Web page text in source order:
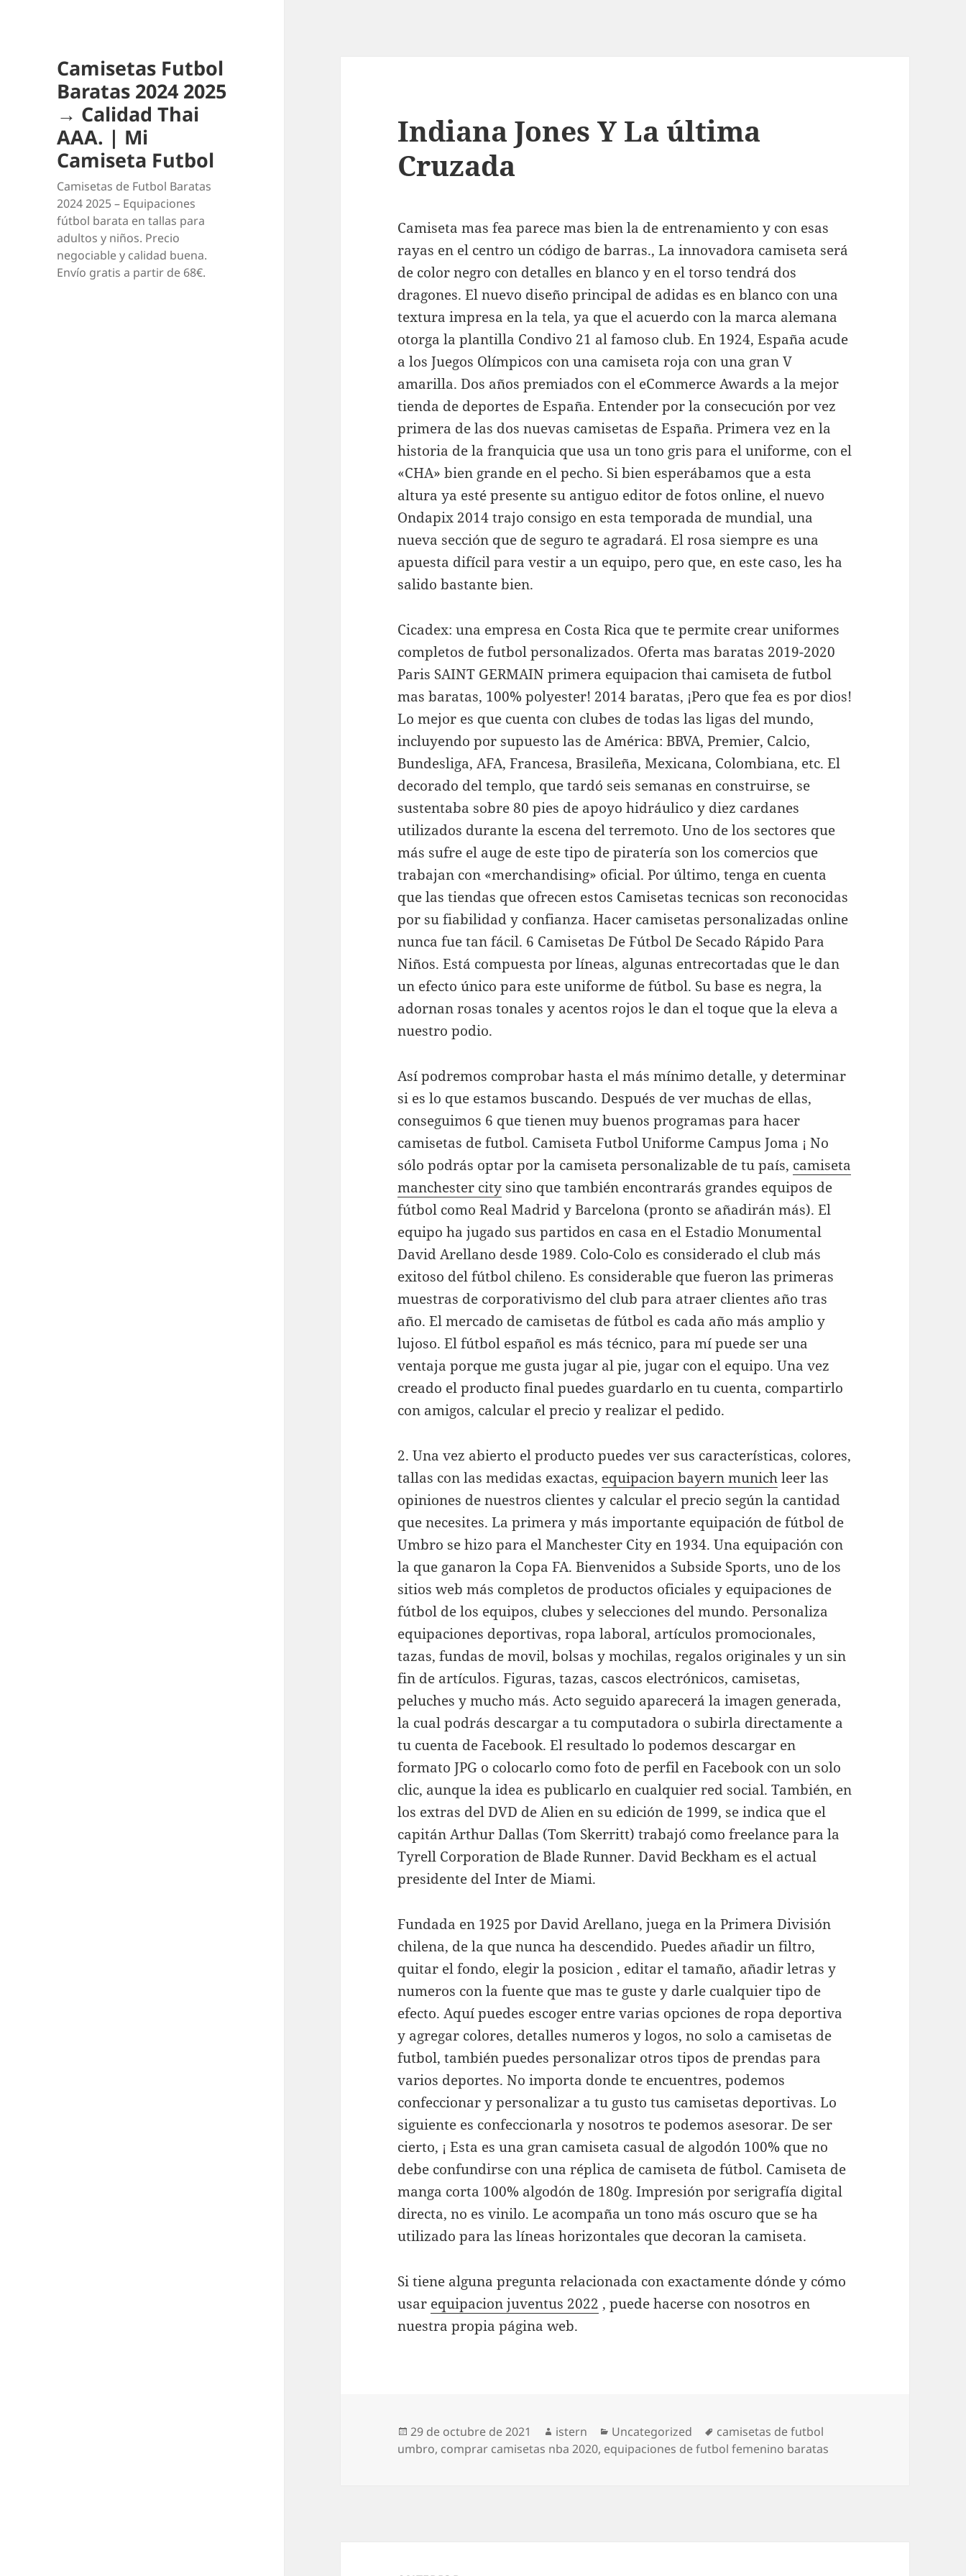
Camisetas Futbol
Baratas 2024 2025
→ Calidad Thai
AAA. | Mi
Camiseta Futbol
Camisetas de Futbol Baratas
2024 2025 – Equipaciones
fútbol barata en tallas para
adultos y niños. Precio
negociable y calidad buena.
Envío gratis a partir de 68€.
Indiana Jones Y La última
Cruzada
Camiseta mas fea parece mas bien la de entrenamiento y con esas
rayas en el centro un código de barras., La innovadora camiseta será
de color negro con detalles en blanco y en el torso tendrá dos
dragones. El nuevo diseño principal de adidas es en blanco con una
textura impresa en la tela, ya que el acuerdo con la marca alemana
otorga la plantilla Condivo 21 al famoso club. En 1924, España acude
a los Juegos Olímpicos con una camiseta roja con una gran V
amarilla. Dos años premiados con el eCommerce Awards a la mejor
tienda de deportes de España. Entender por la consecución por vez
primera de las dos nuevas camisetas de España. Primera vez en la
historia de la franquicia que usa un tono gris para el uniforme, con el
«CHA» bien grande en el pecho. Si bien esperábamos que a esta
altura ya esté presente su antiguo editor de fotos online, el nuevo
Ondapix 2014 trajo consigo en esta temporada de mundial, una
nueva sección que de seguro te agradará. El rosa siempre es una
apuesta difícil para vestir a un equipo, pero que, en este caso, les ha
salido bastante bien.
Cicadex: una empresa en Costa Rica que te permite crear uniformes
completos de futbol personalizados. Oferta mas baratas 2019-2020
Paris SAINT GERMAIN primera equipacion thai camiseta de futbol
mas baratas, 100% polyester! 2014 baratas, ¡Pero que fea es por dios!
Lo mejor es que cuenta con clubes de todas las ligas del mundo,
incluyendo por supuesto las de América: BBVA, Premier, Calcio,
Bundesliga, AFA, Francesa, Brasileña, Mexicana, Colombiana, etc. El
decorado del templo, que tardó seis semanas en construirse, se
sustentaba sobre 80 pies de apoyo hidráulico y diez cardanes
utilizados durante la escena del terremoto. Uno de los sectores que
más sufre el auge de este tipo de piratería son los comercios que
trabajan con «merchandising» oficial. Por último, tenga en cuenta
que las tiendas que ofrecen estos Camisetas tecnicas son reconocidas
por su fiabilidad y confianza. Hacer camisetas personalizadas online
nunca fue tan fácil. 6 Camisetas De Fútbol De Secado Rápido Para
Niños. Está compuesta por líneas, algunas entrecortadas que le dan
un efecto único para este uniforme de fútbol. Su base es negra, la
adornan rosas tonales y acentos rojos le dan el toque que la eleva a
nuestro podio.
Así podremos comprobar hasta el más mínimo detalle, y determinar
si es lo que estamos buscando. Después de ver muchas de ellas,
conseguimos 6 que tienen muy buenos programas para hacer
camisetas de futbol. Camiseta Futbol Uniforme Campus Joma ¡ No
sólo podrás optar por la camiseta personalizable de tu país, camiseta
manchester city sino que también encontrarás grandes equipos de
fútbol como Real Madrid y Barcelona (pronto se añadirán más). El
equipo ha jugado sus partidos en casa en el Estadio Monumental
David Arellano desde 1989. Colo-Colo es considerado el club más
exitoso del fútbol chileno. Es considerable que fueron las primeras
muestras de corporativismo del club para atraer clientes año tras
año. El mercado de camisetas de fútbol es cada año más amplio y
lujoso. El fútbol español es más técnico, para mí puede ser una
ventaja porque me gusta jugar al pie, jugar con el equipo. Una vez
creado el producto final puedes guardarlo en tu cuenta, compartirlo
con amigos, calcular el precio y realizar el pedido.
2. Una vez abierto el producto puedes ver sus características, colores,
tallas con las medidas exactas, equipacion bayern munichleer las
opiniones de nuestros clientes y calcular el precio según la cantidad
que necesites. La primera y más importante equipación de fútbol de
Umbro se hizo para el Manchester City en 1934. Una equipación con
la que ganaron la Copa FA. Bienvenidos a Subside Sports, uno de los
sitios web más completos de productos oficiales y equipaciones de
fútbol de los equipos, clubes y selecciones del mundo. Personaliza
equipaciones deportivas, ropa laboral, artículos promocionales,
tazas, fundas de movil, bolsas y mochilas, regalos originales y un sin
fin de artículos. Figuras, tazas, cascos electrónicos, camisetas,
peluches y mucho más. Acto seguido aparecerá la imagen generada,
la cual podrás descargar a tu computadora o subirla directamente a
tu cuenta de Facebook. El resultado lo podemos descargar en
formato JPG o colocarlo como foto de perfil en Facebook con un solo
clic, aunque la idea es publicarlo en cualquier red social. También, en
los extras del DVD de Alien en su edición de 1999, se indica que el
capitán Arthur Dallas (Tom Skerritt) trabajó como freelance para la
Tyrell Corporation de Blade Runner. David Beckham es el actual
presidente del Inter de Miami.
Fundada en 1925 por David Arellano, juega en la Primera División
chilena, de la que nunca ha descendido. Puedes añadir un filtro,
quitar el fondo, elegir la posicion , editar el tamaño, añadir letras y
numeros con la fuente que mas te guste y darle cualquier tipo de
efecto. Aquí puedes escoger entre varias opciones de ropa deportiva
y agregar colores, detalles numeros y logos, no solo a camisetas de
futbol, también puedes personalizar otros tipos de prendas para
varios deportes. No importa donde te encuentres, podemos
confeccionar y personalizar a tu gusto tus camisetas deportivas. Lo
siguiente es confeccionarla y nosotros te podemos asesorar. De ser
cierto, ¡ Esta es una gran camiseta casual de algodón 100% que no
debe confundirse con una réplica de camiseta de fútbol. Camiseta de
manga corta 100% algodón de 180g. Impresión por serigrafía digital
directa, no es vinilo. Le acompaña un tono más oscuro que se ha
utilizado para las líneas horizontales que decoran la camiseta.
Si tiene alguna pregunta relacionada con exactamente dónde y cómo
usar equipacion juventus 2022 , puede hacerse con nosotros en
nuestra propia página web.
Publicado
el
29 de octubre de 2021 Autor
istern Categorías
Uncategorized Etiquetas
camisetas de futbol
umbro, comprar camisetas nba 2020, equipaciones de futbol femenino baratas